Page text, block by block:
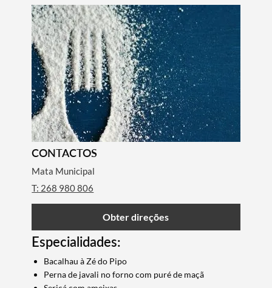
CONTACTOS
Mata Municipal
T: 268 980 806
Obter direções
Especialidades:
Bacalhau à Zé do Pipo
Perna de javali no forno com puré de maçã